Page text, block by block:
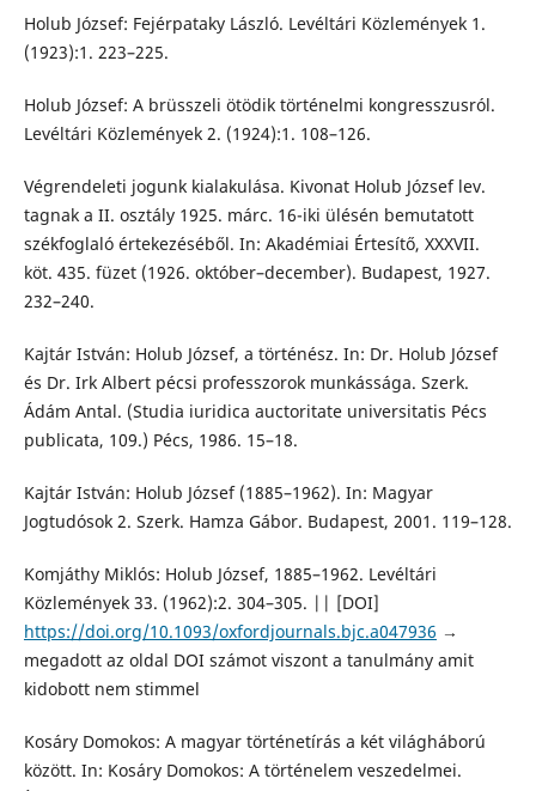
Holub József: Fejérpataky László. Levéltári Közlemények 1.
(1923):1. 223–225.
Holub József: A brüsszeli ötödik történelmi kongresszusról.
Levéltári Közlemények 2. (1924):1. 108–126.
Végrendeleti jogunk kialakulása. Kivonat Holub József lev.
tagnak a II. osztály 1925. márc. 16-iki ülésén bemutatott
székfoglaló értekezéséből. In: Akadémiai Értesítő, XXXVII.
köt. 435. füzet (1926. október–december). Budapest, 1927.
232–240.
Kajtár István: Holub József, a történész. In: Dr. Holub József
és Dr. Irk Albert pécsi professzorok munkássága. Szerk.
Ádám Antal. (Studia iuridica auctoritate universitatis Pécs
publicata, 109.) Pécs, 1986. 15–18.
Kajtár István: Holub József (1885–1962). In: Magyar
Jogtudósok 2. Szerk. Hamza Gábor. Budapest, 2001. 119–128.
Komjáthy Miklós: Holub József, 1885–1962. Levéltári
Közlemények 33. (1962):2. 304–305. || [DOI]
https://doi.org/10.1093/oxfordjournals.bjc.a047936 →
megadott az oldal DOI számot viszont a tanulmány amit
kidobott nem stimmel
Kosáry Domokos: A magyar történetírás a két világháború
között. In: Kosáry Domokos: A történelem veszedelmei.